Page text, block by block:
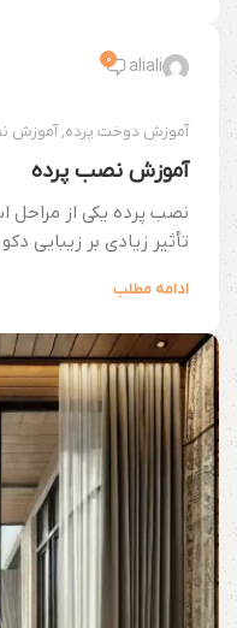
aliali
0
آموزش دوخت پرده,آموزش
آموزش نصب پرده
نصب پرده یکی از مراحل
تأثیر زیادی بر زیبایی
ادامه مطلب